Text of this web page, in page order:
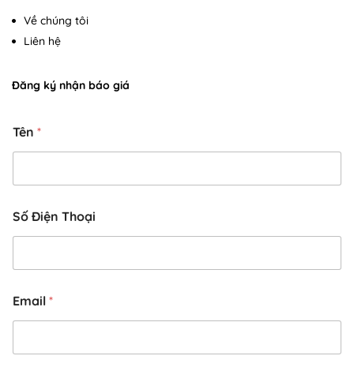
Về chúng tôi
Liên hệ
Đăng ký nhận báo giá
m
a
*
Tên *
Số Điện Thoại
Email *